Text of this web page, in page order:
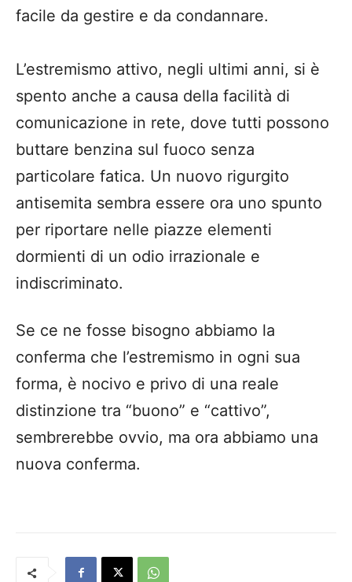
facile da gestire e da condannare.
L’estremismo attivo, negli ultimi anni, si è
spento anche a causa della facilità di
comunicazione in rete, dove tutti possono
buttare benzina sul fuoco senza
particolare fatica. Un nuovo rigurgito
antisemita sembra essere ora uno spunto
per riportare nelle piazze elementi
dormienti di un odio irrazionale e
indiscriminato.
Se ce ne fosse bisogno abbiamo la
conferma che l’estremismo in ogni sua
forma, è nocivo e privo di una reale
distinzione tra “buono” e “cattivo”,
sembrerebbe ovvio, ma ora abbiamo una
nuova conferma.